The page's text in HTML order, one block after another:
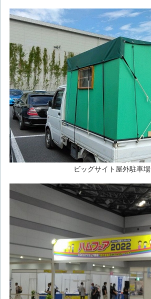
ビッグサイト屋外駐車場